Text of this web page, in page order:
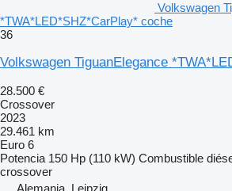
Volkswagen
*TWA*LED*SHZ*CarPlay* coche
36
Volkswagen TiguanElegance
28.500 €
Crossover
2023
29.461 km
Euro 6
Potencia 150 Hp (110 kW) Combustible
crossover